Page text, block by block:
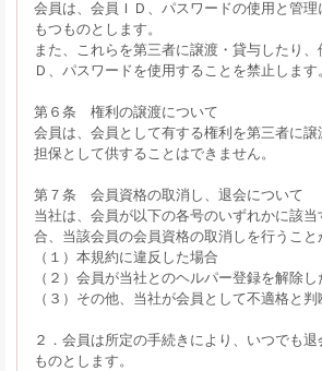
会員は、会員ＩＤ、パスワードの使用と管
もつものとします。
また、これらを第三者に譲渡・貸与したり、
Ｄ、パスワードを使用することを禁止します。
第６条 権利の譲渡について
会員は、会員として有する権利を第三者に
担保として供することはできません。
第７条 会員資格の取消し、退会について
当社は、会員が以下の各号のいずれかに該
合、当該会員の会員資格の取消しを行うこと
（１）本規約に違反した場合
（２）会員が当社とのヘルパー登録を解除し
（３）その他、当社が会員として不適格と
２．会員は所定の手続きにより、いつでも
ものとします。